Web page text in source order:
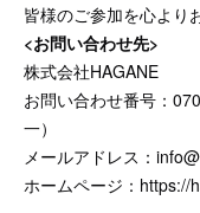
皆様のご参加を心より
<お問い合わせ先>
株式会社HAGANE
お問い合わせ番号：
一）
メールアドレス：
ホームページ： https://